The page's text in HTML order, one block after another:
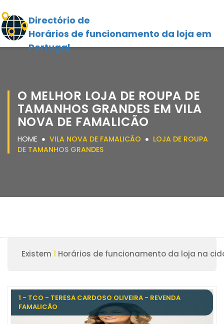
Directório de
Horários de funcionamento da loja em
Portugal
O MELHOR LOJA DE ROUPA DE
TAMANHOS GRANDES EM VILA
NOVA DE FAMALICÃO
HOME VILA NOVA DE FAMALICÃO
LOJA DE ROUPA
DE TAMANHOS GRANDES
Existem 1 Horários de funcionamento da loja na
1 - TCO - TERESA CARDOSO OLIVEIRA - REVENDA
FAMALICÃO